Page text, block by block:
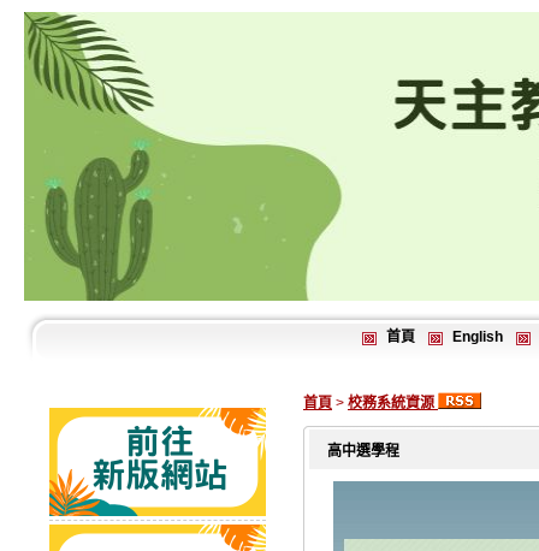
首頁 English
首頁 > 校務系統資源
高中選學程